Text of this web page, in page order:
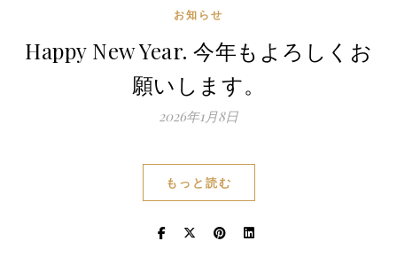
お知らせ
Happy New Year. 今年もよろしくお
願いします。
2026年1月8日
もっと読む